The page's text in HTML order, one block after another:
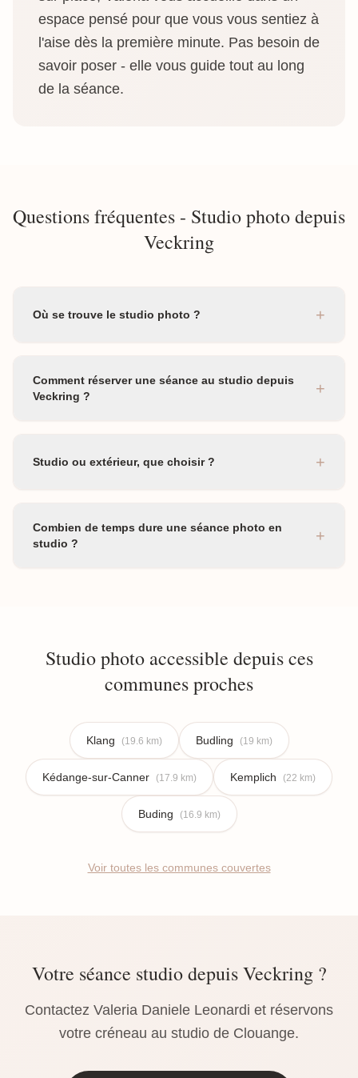
espace pensé pour que vous vous sentiez à
l'aise dès la première minute. Pas besoin de
savoir poser - elle vous guide tout au long
de la séance.
Questions fréquentes - Studio photo depuis
Veckring
Où se trouve le studio photo ? +
Comment réserver une séance au studio depuis
Veckring ?
+
Studio ou extérieur, que choisir ? +
Combien de temps dure une séance photo en
studio ?
+
Studio photo accessible depuis ces
communes proches
Klang (19.6 km) Budling (19 km)
Kédange-sur-Canner (17.9 km) Kemplich (22 km)
Buding (16.9 km)
Voir toutes les communes couvertes
Votre séance studio depuis Veckring ?
Contactez Valeria Daniele Leonardi et réservons
votre créneau au studio de Clouange.